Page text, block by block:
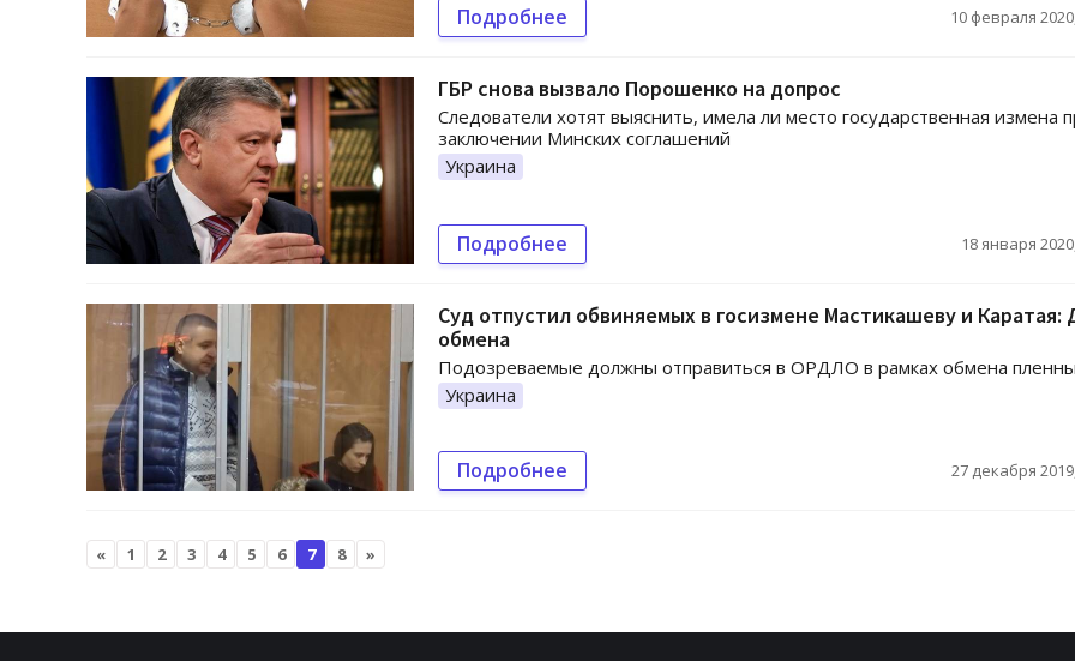
Подробнее 10 февраля
ГБР снова вызвало Порошенко на допрос
Следователи хотят выяснить, имела ли место государственная измена
заключении Минских соглашений
Украина
Подробнее 18 января
Суд отпустил обвиняемых в госизмене Мастикашеву и Каратая:
обмена
Подозреваемые должны отправиться в ОРДЛО в рамках обмена
Украина
Подробнее 27 декабря
« 1 2 3 4 5 6 7 8 »